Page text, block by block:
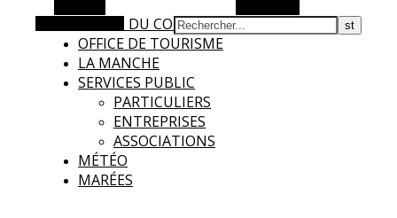
AGGLO DU COTENTIN
OFFICE DE TOURISME
LA MANCHE
SERVICES PUBLIC
PARTICULIERS
ENTREPRISES
ASSOCIATIONS
MÉTÉO
MARÉES